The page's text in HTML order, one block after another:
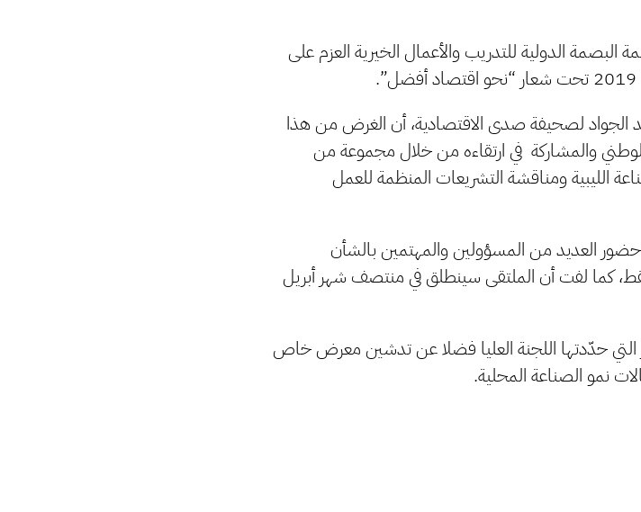
البصمة الدولية للتدريب والأعمال الخيرية العزم على
الجواد لصحيفة صدى الاقتصادية، أن الغرض من هذا
والمشاركة في ارتقاءه من خلال مجموعة من
الليبية ومناقشة التشريعات المنظمة للعمل
العديد من المسؤولين والمهتمين بالشأن
كما لفت أن الملتقى سينطلق في منتصف شهر أبريل
حدّدتها اللجنة العليا فضلا عن تدشين معرض خاص
نمو الصناعة المحلية.